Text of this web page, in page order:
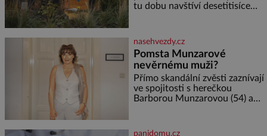
poznáváním památek ve
tu dobu navštíví desetitisíce
medu – zhruba jednu čajovou
lžičku. Sama o sobě se může
zdát bezvýznamná. Teprve když
se spojí s dalšími desítkami tisíc
příslušnic svého včelstva,
vznikne jeden z
nejdokonalejších organismů
nasehvezdy.cz
Pomsta Munzarové
nevěrnému muži?
Přímo skandální zvěsti zaznívají
ve spojitosti s herečkou
Barborou Munzarovou (54) a
viděna s jakýmsi sympaťákem, s
panidomu.cz